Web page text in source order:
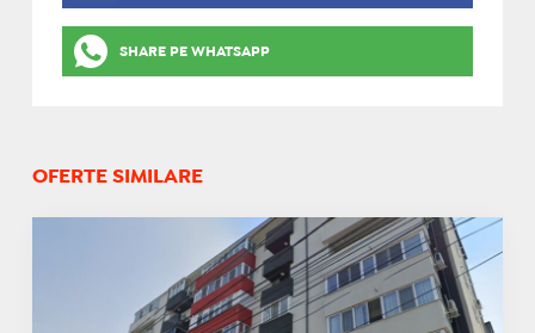
SHARE PE WHATSAPP
OFERTE SIMILARE